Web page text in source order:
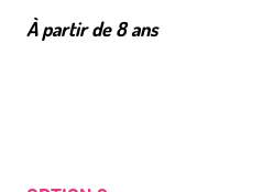
À partir de 8 ans